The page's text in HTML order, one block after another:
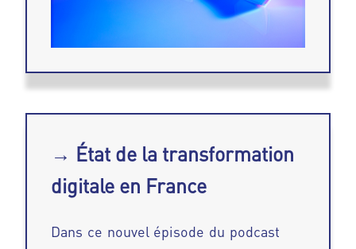
→ État de la transformation
digitale en France
Dans ce nouvel épisode du podcast